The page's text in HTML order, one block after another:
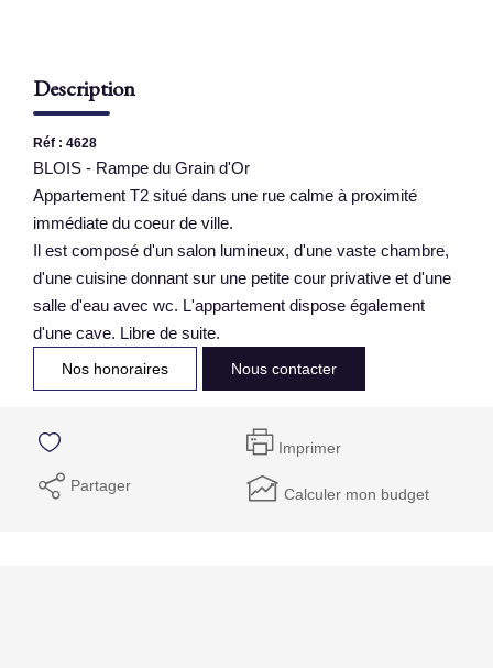
Description
Réf : 4628
BLOIS - Rampe du Grain d'Or
Appartement T2 situé dans une rue calme à proximité
immédiate du coeur de ville.
Il est composé d'un salon lumineux, d'une vaste chambre,
d'une cuisine donnant sur une petite cour privative et d'une
salle d'eau avec wc. L'appartement dispose également
d'une cave. Libre de suite.
Nos honoraires Nous contacter
Imprimer
Partager Calculer mon budget